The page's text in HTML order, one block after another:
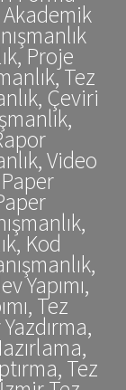
Akademik
Proje
Tez
Çeviri
Video
Kod
Yapımı,
Tez
Yazdırma,
Tez